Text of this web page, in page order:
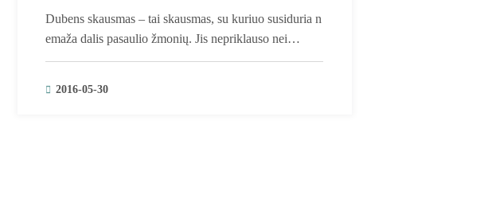
Dubens skausmas – tai skausmas, su kuriuo susiduria n
emaža dalis pasaulio žmonių. Jis nepriklauso nei…
2016-05-30